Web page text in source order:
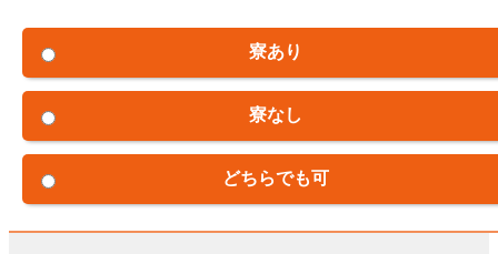
寮あり
寮なし
どちらでも可